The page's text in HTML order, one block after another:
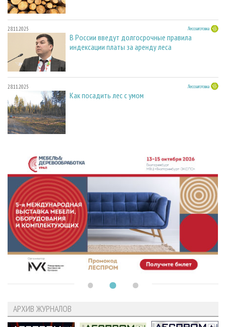
28.11.2025 Лесозаготовка
В России введут долгосрочные правила
индексации платы за аренду леса
28.11.2025 Лесозаготовка
Как посадить лес с умом
АРХИВ ЖУРНАЛОВ